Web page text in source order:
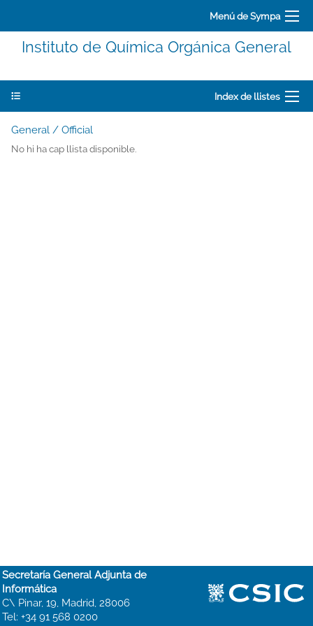
Menú de Sympa
Instituto de Química Orgánica General
Index de llistes
General / Official
No hi ha cap llista disponible.
Secretaría General Adjunta de
Informática
C\ Pinar, 19, Madrid, 28006
Tel: +34 91 568 0200